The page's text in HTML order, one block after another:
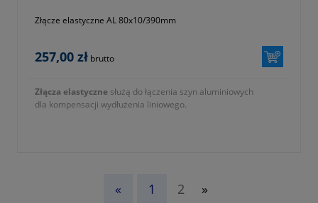
Złącze elastyczne AL 80x10/390mm
257,00 zł brutto
Złącza elastyczne służą do łączenia szyn aluminiowych
dla kompensacji wydłużenia liniowego.
« 1 2 »